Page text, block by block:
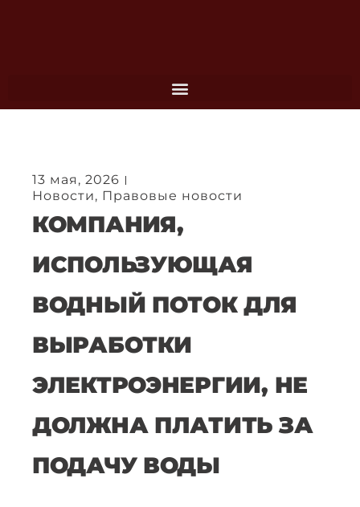
13 мая, 2026
Новости, Правовые новости
КОМПАНИЯ,
ИСПОЛЬЗУЮЩАЯ
ВОДНЫЙ ПОТОК ДЛЯ
ВЫРАБОТКИ
ЭЛЕКТРОЭНЕРГИИ, НЕ
ДОЛЖНА ПЛАТИТЬ ЗА
ПОДАЧУ ВОДЫ